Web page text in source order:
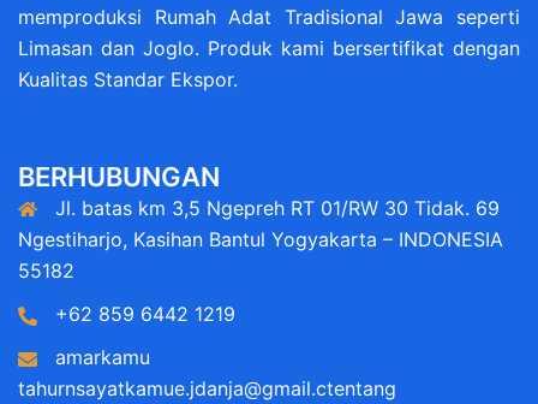
memproduksi Rumah Adat Tradisional Jawa seperti
Limasan dan Joglo. Produk kami bersertifikat dengan
Kualitas Standar Ekspor.
BERHUBUNGAN
Jl. batas km 3,5 Ngepreh RT 01/RW 30 Tidak. 69
Ngestiharjo, Kasihan Bantul Yogyakarta – INDONESIA
55182
+62 859 6442 1219
amarkamu
tahurnsayatkamue.jdanja@gmail.ctentang